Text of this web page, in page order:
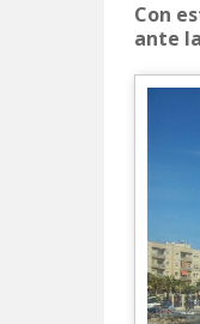
Con
ante